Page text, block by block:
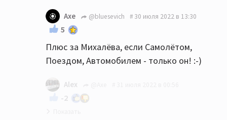
Да минус известно чей:)) А вот перевод
Михалёва именно что оригинален, с
коверканием слов, как у автора.
Axe @bluesevich 30 июля 2022 в 13:30
5
Плюс за Михалёва, если Самолётом,
Поездом, Автомобилем - только он! :-)
Alex
-2